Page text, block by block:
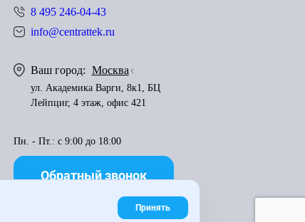
Принять
8 495 246-04-43
info@centrattek.ru
Ваш город: Москва
ул. Академика Варги, 8к1, БЦ
Лейпциг, 4 этаж, офис 421
Пн. - Пт.: с 9:00 до 18:00
Обратный звонок